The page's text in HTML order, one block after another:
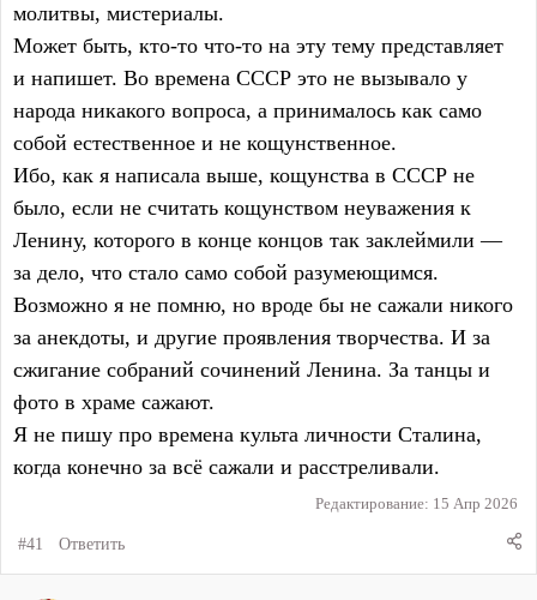
молитвы, мистериалы.
Может быть, кто-то что-то на эту тему представляет
и напишет. Во времена СССР это не вызывало у
народа никакого вопроса, а принималось как само
собой естественное и не кощунственное.
Ибо, как я написала выше, кощунства в СССР не
было, если не считать кощунством неуважения к
Ленину, которого в конце концов так заклеймили —
за дело, что стало само собой разумеющимся.
Возможно я не помню, но вроде бы не сажали никого
за анекдоты, и другие проявления творчества. И за
сжигание собраний сочинений Ленина. За танцы и
фото в храме сажают.
Я не пишу про времена культа личности Сталина,
когда конечно за всё сажали и расстреливали.
Редактирование: 15 Апр 2026
#41 Ответить